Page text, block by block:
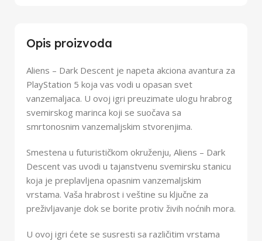
Opis proizvoda
Aliens – Dark Descent je napeta akciona avantura za
PlayStation 5 koja vas vodi u opasan svet
vanzemaljaca. U ovoj igri preuzimate ulogu hrabrog
svemirskog marinca koji se suočava sa
smrtonosnim vanzemaljskim stvorenjima.
Smestena u futurističkom okruženju, Aliens – Dark
Descent vas uvodi u tajanstvenu svemirsku stanicu
koja je preplavljena opasnim vanzemaljskim
vrstama. Vaša hrabrost i veštine su ključne za
preživljavanje dok se borite protiv živih noćnih mora.
U ovoj igri ćete se susresti sa različitim vrstama